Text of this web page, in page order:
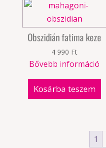
Obszidián fatima keze
4 990 Ft
Bővebb információ
Kosárba teszem
1